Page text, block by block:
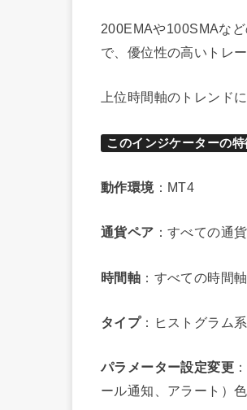
200EMAや100SMAな
で、優位性の高いトレ
上位時間軸のトレンド
このインジケーターの特
動作環境：MT4
通貨ペア ：すべての通
時間軸 ：すべての時間軸
タイプ：ヒストグラム系
パラメーター設定変更
ール通知、アラート）